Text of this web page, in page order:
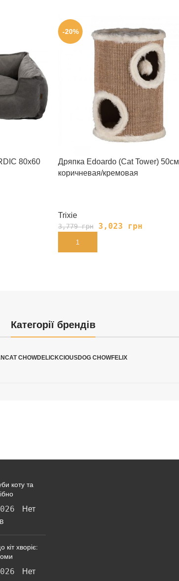
80х60
-20%
Дряпка Edoardo (Cat Tower) 50см
коричневая/кремовая
Trixie
3,779грн 3,023 грн
В КОРЗИНУ
Категорії брендів
CAT CHOWDELICKCIOUSDOG CHOWFELIX
коту та
Нет
кіт хворіє:
Нет